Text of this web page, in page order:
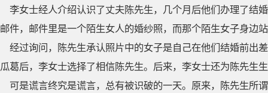
李女士经人介绍认识了丈夫陈先生，几个月后他们办理了结
邮件，邮件里是一个陌生女人的婚纱照，而那个陌生女子身边
经过询问，陈先生承认照片中的女子是自己在他们结婚前出
瓜葛后，李女士选择了相信陈先生。后来，李女士还为陈先生
可是谎言终究是谎言，总有被识破的一天。原来，陈先生所